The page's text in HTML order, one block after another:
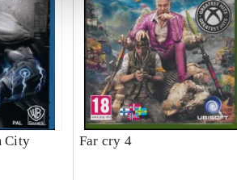
City Far cry 4